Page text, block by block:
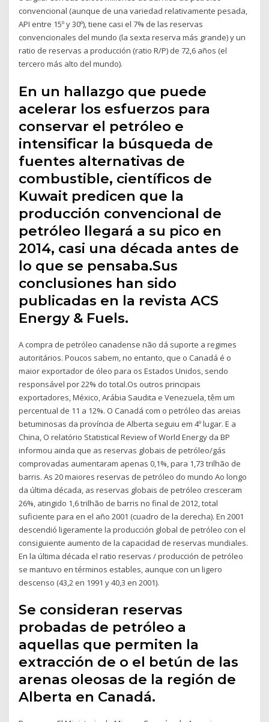
convencional (aunque de una variedad relativamente pesada,
API entre 15º y 30º), tiene casi el 7% de las reservas
convencionales del mundo (la sexta reserva más grande) y un
ratio de reservas a producción (ratio R/P) de 72,6 años (el
tercero más alto del mundo).
En un hallazgo que puede
acelerar los esfuerzos para
conservar el petróleo e
intensificar la búsqueda de
fuentes alternativas de
combustible, científicos de
Kuwait predicen que la
producción convencional de
petróleo llegará a su pico en
2014, casi una década antes de
lo que se pensaba.Sus
conclusiones han sido
publicadas en la revista ACS
Energy & Fuels.
A compra de petróleo canadense não dá suporte a regimes
autoritários. Poucos sabem, no entanto, que o Canadá é o
maior exportador de óleo para os Estados Unidos, sendo
responsável por 22% do total.Os outros principais
exportadores, México, Arábia Saudita e Venezuela, têm um
percentual de 11 a 12%. O Canadá com o petróleo das areias
betuminosas da província de Alberta seguiu em 4º lugar. E a
China, O relatório Statistical Review of World Energy da BP
informou ainda que as reservas globais de petróleo/gás
comprovadas aumentaram apenas 0,1%, para 1,73 trilhão de
barris. As 20 maiores reservas de petróleo do mundo Ao longo
da última década, as reservas globais de petróleo cresceram
26%, atingido 1,6 trilhão de barris no final de 2012, total
suficiente para en el año 2001 (cuadro de la derecha). En 2001
descendió ligeramente la producción global de petróleo con el
consiguiente aumento de la capacidad de reservas mundiales.
En la última década el ratio reservas / producción de petróleo
se mantuvo en términos estables, aunque con un ligero
descenso (43,2 en 1991 y 40,3 en 2001).
Se consideran reservas
probadas de petróleo a
aquellas que permiten la
extracción de o el betún de las
arenas oleosas de la región de
Alberta en Canadá.